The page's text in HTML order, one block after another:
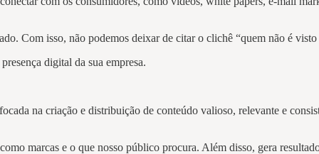
Com isso, não podemos deixar de citar o clichê “quem não é
digital da sua empresa.
na criação e distribuição de conteúdo valioso, relevante e
marcas e o que nosso público procura. Além disso, gera